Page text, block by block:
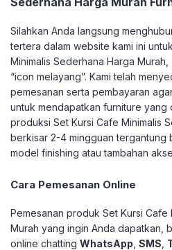
Silahkan Anda langsung
tertera dalam website kami ini
Minimalis Sederhana Harga
“icon melayang”. Kami telah
pemesanan serta pembayaran
untuk mendapatkan furniture yang
produksi Set Kursi Cafe Minimalis
berkisar 2-4 mingguan tergantung
model finishing atau tambahan
Cara Pemesanan Online
Pemesanan produk Set Kursi Cafe
Murah yang ingin Anda dapatkan,
online chatting WhatsApp SMS